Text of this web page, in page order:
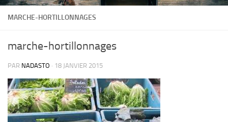
MARCHE-HORTILLONNAGES
marche-hortillonnages
PAR NADASTO · 18 JANVIER 2015